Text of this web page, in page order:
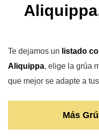
Te dejamos un listado
Aliquippa, elige la grúa
que mejor se adapte a
Más